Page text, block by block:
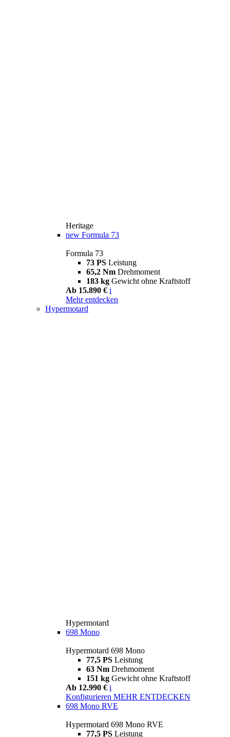
Heritage
new Formula 73
Formula 73
73 PS Leistung
65,2 Nm Drehmoment
183 kg Gewicht ohne Kraftstoff
Ab 15.890 € i
Mehr entdecken
Hypermotard
Hypermotard
698 Mono
Hypermotard 698 Mono
77,5 PS Leistung
63 Nm Drehmoment
151 kg Gewicht ohne Kraftstoff
Ab 12.990 € i
Konfigurieren MEHR ENTDECKEN
698 Mono RVE
Hypermotard 698 Mono RVE
77,5 PS Leistung